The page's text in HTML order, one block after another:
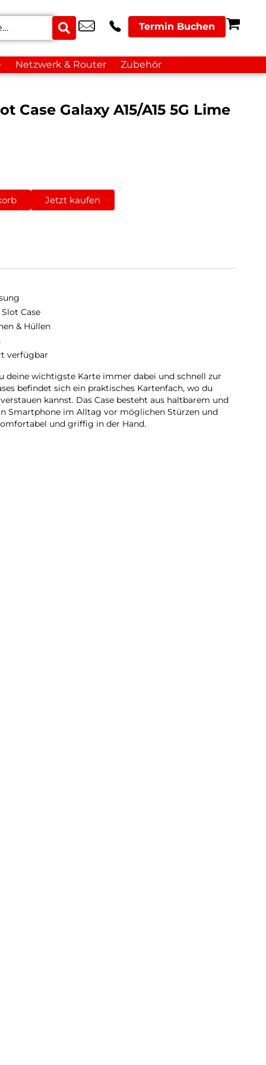
Termin Buchen
Netzwerk & Router Zubehör
Case Galaxy A15/A15 5G Lime
Jetzt kaufen
Case
& Hüllen
verfügbar
deine wichtigste Karte immer dabei und schnell zur
befindet sich ein praktisches Kartenfach, wo du
kannst. Das Case besteht aus haltbarem und
Smartphone im Alltag vor möglichen Stürzen und
und griffig in der Hand.